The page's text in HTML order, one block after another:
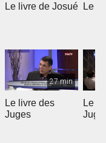
Le livre de Josué Le
27 min
Le livre des
Juges
Le